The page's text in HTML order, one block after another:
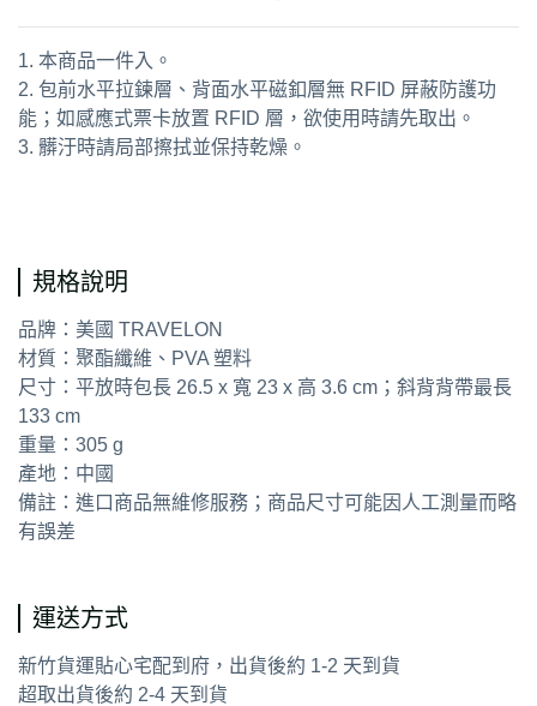
1. 本商品一件入。
2. 包前水平拉鍊層、背面水平磁釦層無 RFID 屏蔽防護功
能；如感應式票卡放置 RFID 層，欲使用時請先取出。
3. 髒汙時請局部擦拭並保持乾燥。
規格說明
品牌：美國 TRAVELON
材質：聚酯纖維、PVA 塑料
尺寸：平放時包長 26.5 x 寬 23 x 高 3.6 cm；斜背背帶最長
133 cm
重量：305 g
產地：中國
備註：進口商品無維修服務；商品尺寸可能因人工測量而略
有誤差
運送方式
新竹貨運貼心宅配到府，出貨後約 1-2 天到貨
超取出貨後約 2-4 天到貨